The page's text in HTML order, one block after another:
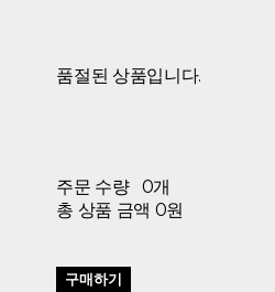
품절된 상품입니다.
주문 수량
0개
총 상품 금액 0원
구매하기